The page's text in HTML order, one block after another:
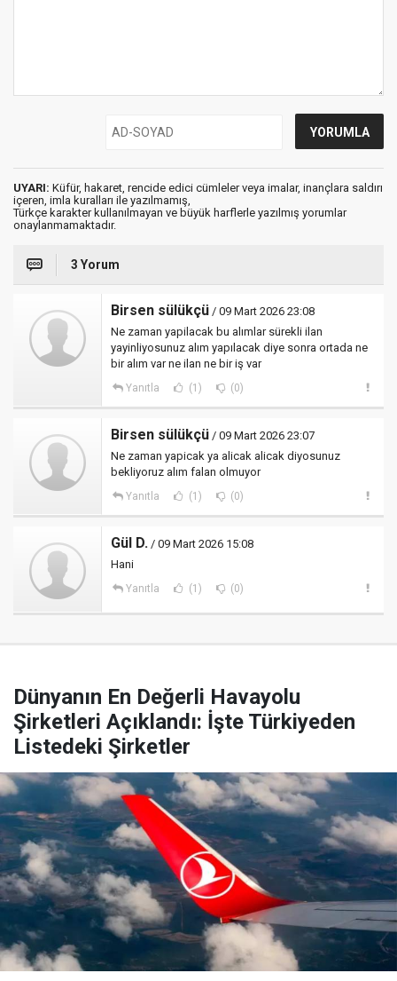
UYARI: Küfür, hakaret, rencide edici cümleler veya imalar, inançlara saldırı
içeren, imla kuralları ile yazılmamış,
Türkçe karakter kullanılmayan ve büyük harflerle yazılmış yorumlar
onaylanmamaktadır.
3 Yorum
Birsen sülükçü / 09 Mart 2026 23:08
Ne zaman yapilacak bu alımlar sürekli ilan
yayinliyosunuz alım yapılacak diye sonra ortada ne
bir alım var ne ilan ne bir iş var
Yanıtla (1) (0)
Birsen sülükçü / 09 Mart 2026 23:07
Ne zaman yapicak ya alicak alicak diyosunuz
bekliyoruz alım falan olmuyor
Yanıtla (1) (0)
Gül D. / 09 Mart 2026 15:08
Hani
Yanıtla (1) (0)
Dünyanın En Değerli Havayolu
Şirketleri Açıklandı: İşte Türkiyeden
Listedeki Şirketler